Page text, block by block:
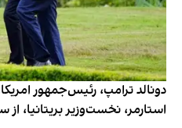
دونالد ترامپ، رئیس‌جمهور
استارمر، نخست‌وزیر بریتانیا،